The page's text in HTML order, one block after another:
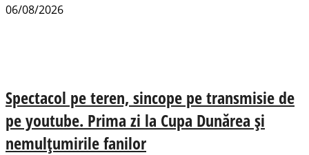
06/08/2026
Spectacol pe teren, sincope pe transmisie de
pe youtube. Prima zi la Cupa Dunărea și
nemulțumirile fanilor